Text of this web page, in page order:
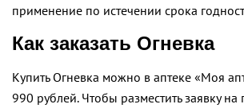
применение по истечении срока
Как заказать Огневка
Купить Огневка можно в аптеке «Моя
990 рублей. Чтобы разместить заявку на